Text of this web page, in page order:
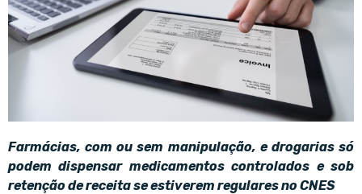
Farmácias, com ou sem manipulação, e drogarias só
podem dispensar medicamentos controlados e sob
retenção de receita se estiverem regulares no CNES